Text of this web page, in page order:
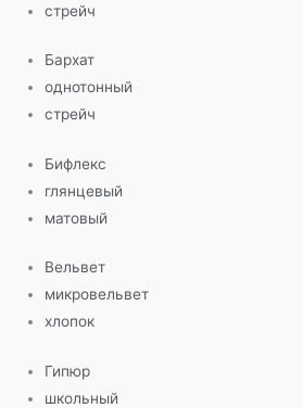
стрейч
Бархат
однотонный
стрейч
Бифлекс
глянцевый
матовый
Вельвет
микровельвет
хлопок
Гипюр
школьный